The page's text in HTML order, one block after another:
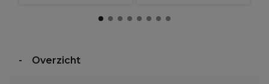
Overzicht